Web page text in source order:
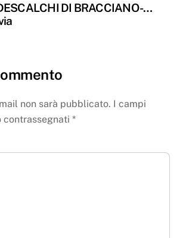
DI BRACCIANO -…
non sarà pubblicato. I campi
contrassegnati*